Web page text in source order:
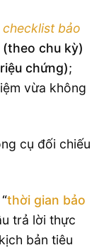
checklist bảo
chu kỳ)
chứng);
vừa không
cụ đối chiếu
“thời gian bảo
trả lời thực
bản tiêu